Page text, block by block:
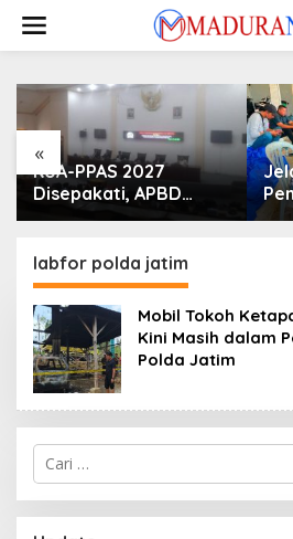
konten
«
KUA-PPAS 2027
Disepakati, APBD
Sampang Defisit Rp
labfor polda jatim
Mobil Tokoh
Kini Masih dalam
Polda Jatim
Cari
untuk: